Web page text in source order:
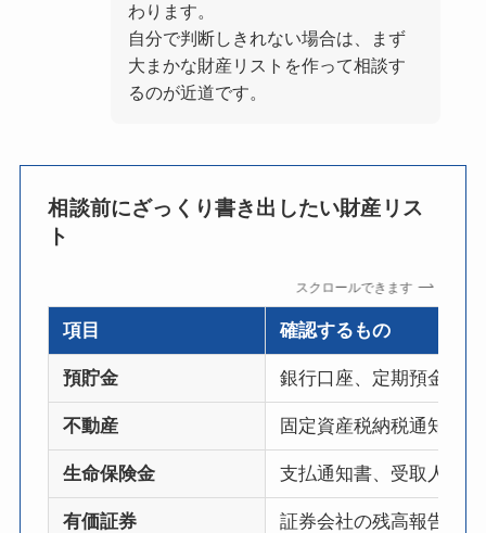
わります。
自分で判断しきれない場合は、まず
大まかな財産リストを作って相談す
るのが近道です。
相談前にざっくり書き出したい財産リス
ト
スクロールできます
項目 確認するもの
預貯金 銀行口座、定期預金、
不動産 固定資産税納税通知書
生命保険金 支払通知書、受取人、
有価証券 証券会社の残高報告書